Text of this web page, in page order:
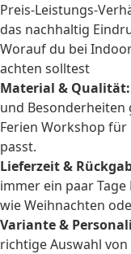
Preis-Leistungs-
das nachhaltig
Worauf du bei
achten solltest
Material & Qualität:
und
Ferien Workshop
passt.
Lieferzeit &
immer ein paar
wie Weihnachten
Variante &
richtige Auswahl